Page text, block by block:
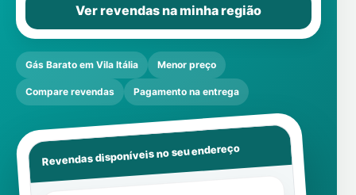
Ver revendas na minha região
Gás Barato em Vila Itália Menor preço
Compare revendas Pagamento na entrega
Revendas disponíveis no seu endereço